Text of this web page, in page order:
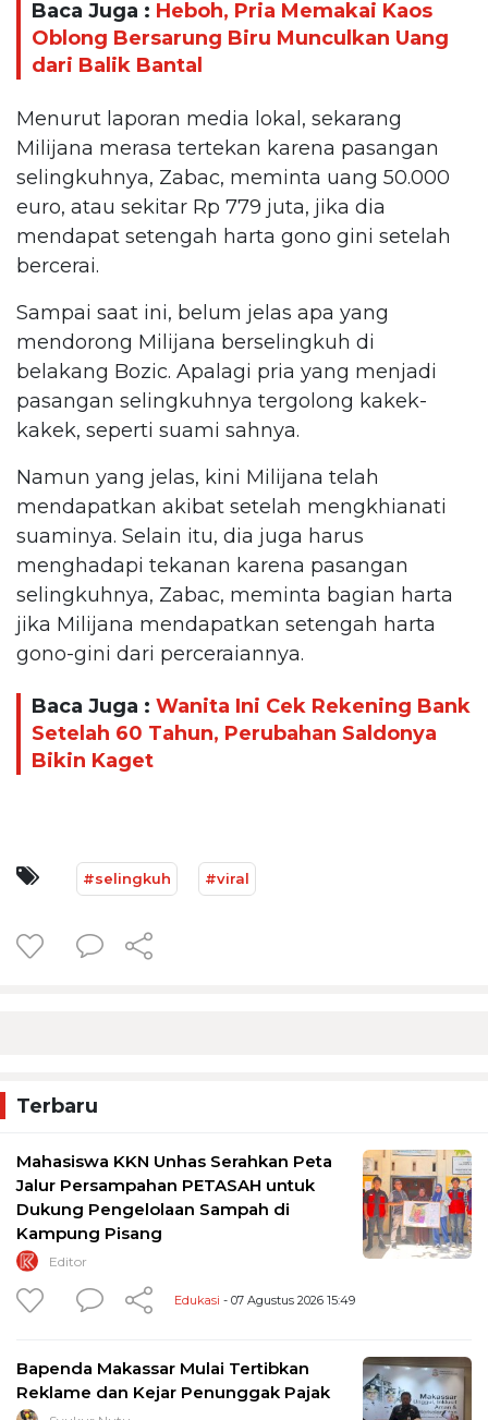
Baca Juga : Heboh, Pria Memakai Kaos
Oblong Bersarung Biru Munculkan Uang
dari Balik Bantal
Menurut laporan media lokal, sekarang
Milijana merasa tertekan karena pasangan
selingkuhnya, Zabac, meminta uang 50.000
euro, atau sekitar Rp 779 juta, jika dia
mendapat setengah harta gono gini setelah
bercerai.
Sampai saat ini, belum jelas apa yang
mendorong Milijana berselingkuh di
belakang Bozic. Apalagi pria yang menjadi
pasangan selingkuhnya tergolong kakek-
kakek, seperti suami sahnya.
Namun yang jelas, kini Milijana telah
mendapatkan akibat setelah mengkhianati
suaminya. Selain itu, dia juga harus
menghadapi tekanan karena pasangan
selingkuhnya, Zabac, meminta bagian harta
jika Milijana mendapatkan setengah harta
gono-gini dari perceraiannya.
Baca Juga : Wanita Ini Cek Rekening Bank
Setelah 60 Tahun, Perubahan Saldonya
Bikin Kaget
#selingkuh #viral
Terbaru
Mahasiswa KKN Unhas Serahkan Peta
Jalur Persampahan PETASAH untuk
Dukung Pengelolaan Sampah di
Kampung Pisang
Editor
Edukasi - 07 Agustus 2026 15:49
Bapenda Makassar Mulai Tertibkan
Reklame dan Kejar Penunggak Pajak